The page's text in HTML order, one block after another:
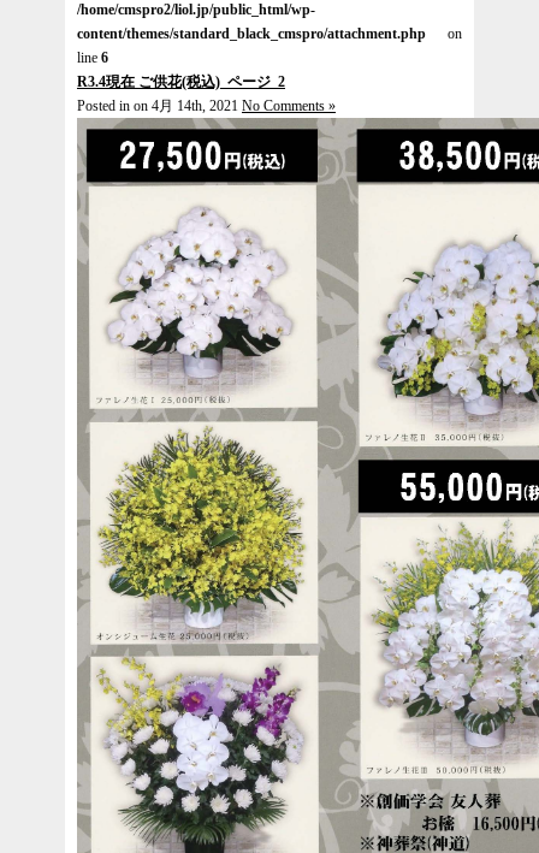
/home/cmspro2/liol.jp/public_html/wp-
content/themes/standard_black_cmspro/attachment.php on
line 6
R3.4現在 ご供花(税込)_ページ_2
Posted in on 4月 14th, 2021 No Comments »